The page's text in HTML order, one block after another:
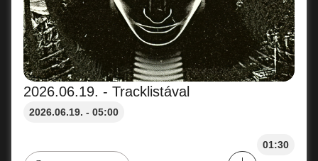
2026.06.19. - Tracklistával
2026.06.19. - 05:00
01:30